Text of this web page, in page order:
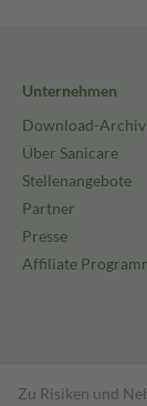
Unternehmen
Download-Archiv
Über Sanicare
Stellenangebote
Partner
Presse
Affiliate
Zu Risiken und